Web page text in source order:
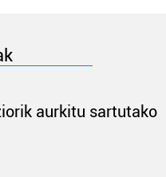
aurkitu sartutako